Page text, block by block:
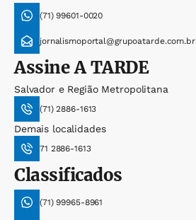
(71) 99601-0020
jornalismoportal@grupoatarde.com.br
AssineA TARDE
Salvador e Região Metropolitana
(71) 2886-1613
Demais localidades
71 2886-1613
Classificados
(71) 99965-8961